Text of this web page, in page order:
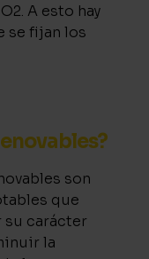
A esto hay
se fijan los
son
que
su carácter
la